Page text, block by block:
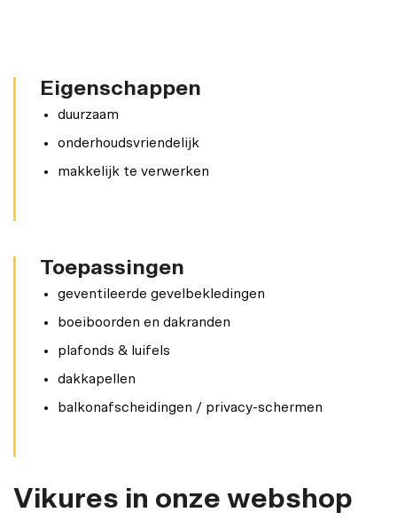
Eigenschappen
duurzaam
onderhoudsvriendelijk
makkelijk te verwerken
Toepassingen
geventileerde gevelbekledingen
boeiboorden en dakranden
plafonds & luifels
dakkapellen
balkonafscheidingen / privacy-schermen
Vikures in onze webshop